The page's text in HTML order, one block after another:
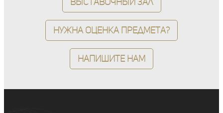
Нужна оценка предмета?
Напишите нам